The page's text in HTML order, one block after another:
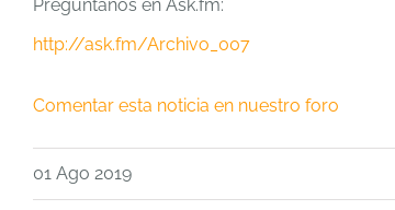
Pregúntanos en Ask.fm:
http://ask.fm/Archivo_007
Comentar esta noticia en nuestro foro
01 Ago 2019